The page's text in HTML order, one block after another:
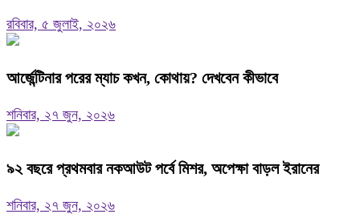
রবিবার, ৫ জুলাই, ২০২৬
আর্জেন্টিনার পরের ম্যাচ কখন, কোথায়? দেখবেন কীভাবে
শনিবার, ২৭ জুন, ২০২৬
৯২ বছরে প্রথমবার নকআউট পর্বে মিশর, অপেক্ষা বাড়ল ইরানের
শনিবার, ২৭ জুন, ২০২৬